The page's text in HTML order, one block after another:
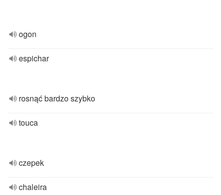
ogon
espichar
rosnąć bardzo szybko
touca
czepek
chaleira